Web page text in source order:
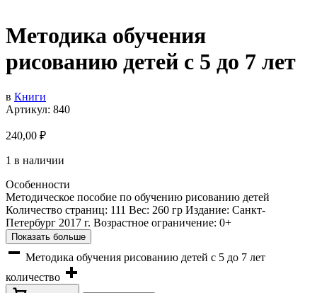
Методика обучения
рисованию детей с 5 до 7 лет
в Книги
Артикул: 840
240,00 ₽
1 в наличии
Особенности
Методическое пособие по обучению рисованию детей
Количество страниц: 111 Вес: 260 гр Издание: Санкт-
Петербург 2017 г. Возрастное ограничение: 0+
Показать больше
Методика обучения рисованию детей с 5 до 7 лет
количество